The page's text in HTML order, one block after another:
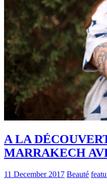
A LA
MARRAKECH
11 December 2017 Beauté